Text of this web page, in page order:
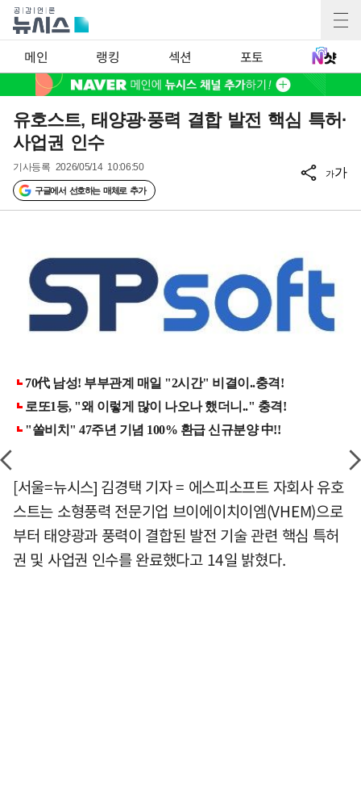
메인 랭킹 섹션 포토
유호스트, 태양광·풍력 결합 발전 핵심 특허·
사업권 인수
기사등록 2026/05/14 10:06:50
구글에서 선호하는 매체로 추가
가가
[서울=뉴시스] 김경택 기자 = 에스피소프트 자회사 유호
스트는 소형풍력 전문기업 브이에이치이엠(VHEM)으로
부터 태양광과 풍력이 결합된 발전 기술 관련 핵심 특허
권 및 사업권 인수를 완료했다고 14일 밝혔다.